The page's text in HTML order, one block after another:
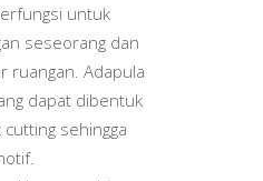
untuk
seseorang dan
ruangan. Adapula
dapat dibentuk
sehingga